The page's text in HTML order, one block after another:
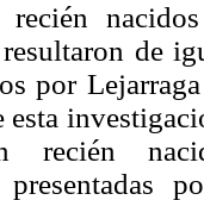
de
por
esta
recién
presentadas